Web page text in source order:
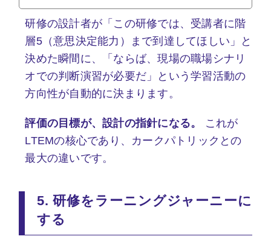
研修の設計者が「この研修では、受講者に階
層5（意思決定能力）まで到達してほしい」と
決めた瞬間に、「ならば、現場の職場シナリ
オでの判断演習が必要だ」という学習活動の
方向性が自動的に決まります。
評価の目標が、設計の指針になる。
これが
LTEMの核心であり、カークパトリックとの
最大の違いです。
5. 研修をラーニングジャーニーに
する